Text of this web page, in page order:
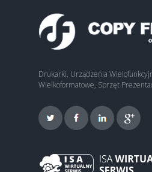
Drukarki, Urządzenia
Wielkoformatowe, Sprzęt